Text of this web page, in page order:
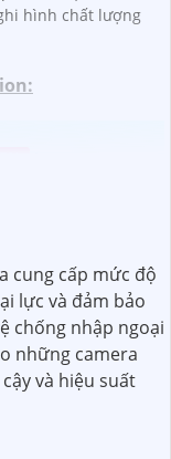
hình chất lượng
cung cấp mức độ
lực và đảm bảo
chống nhập ngoại
những camera
và hiệu suất